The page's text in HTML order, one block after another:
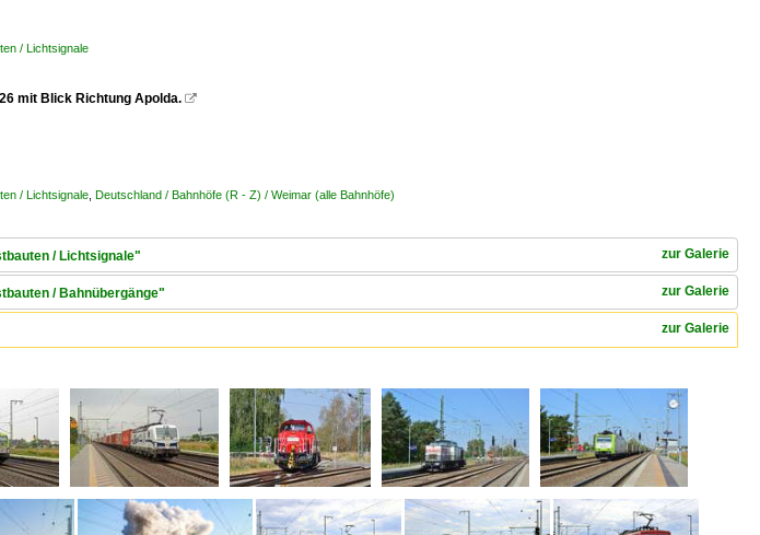
/ Lichtsignale
mit Blick Richtung Apolda. 
/ Lichtsignale Deutschland / Bahnhöfe (R - Z) / Weimar (alle Bahnhöfe)
zur Galerie
/ Lichtsignale"
zur Galerie
/ Bahnübergänge"
zur Galerie